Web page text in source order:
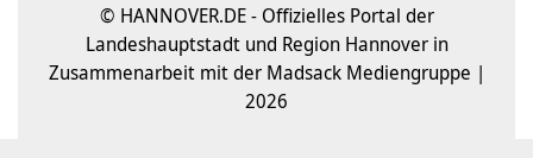
© HANNOVER.DE - Offizielles Portal der
Landeshauptstadt und Region Hannover in
Zusammenarbeit mit der Madsack Mediengruppe |
2026